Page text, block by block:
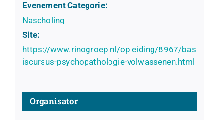
Evenement Categorie:
Nascholing
Site:
https://www.rinogroep.nl/opleiding/8967/bas
iscursus-psychopathologie-volwassenen.html
Organisator